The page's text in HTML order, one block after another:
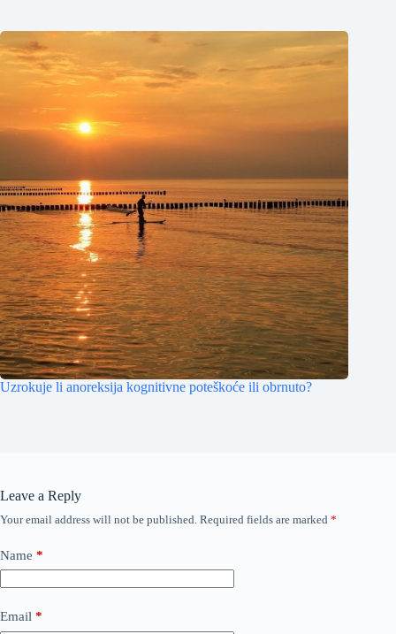
Uzrokuje li anoreksija kognitivne poteškoće ili obrnuto?
Leave a Reply
Your email address will not be published. Required fields are marked *
Name *
Email *